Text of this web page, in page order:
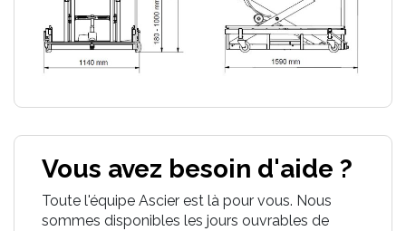
Vous avez besoin d'aide ?
Toute l'équipe Ascier est là pour vous. Nous
sommes disponibles les jours ouvrables de